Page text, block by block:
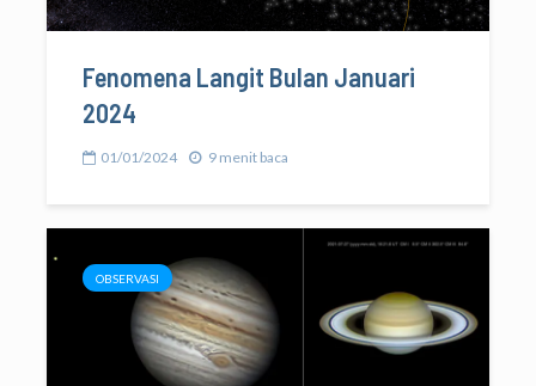
Fenomena Langit Bulan Januari
2024
01/01/2024 9 menit baca
OBSERVASI